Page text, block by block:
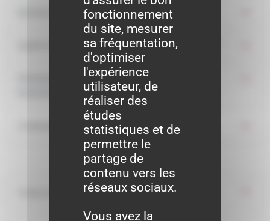
Qu'est-ce qu'une cause réelle et sérieuse ?
Quels sont les motifs de licenciement interdits ?
Demande de précisions sur le motif du
Contestation du motif
Textes de référence
fonctionnement
du site, mesurer
sa fréquentation,
d'optimiser
l'expérience
utilisateur, de
réaliser des
études
statistiques et de
permettre le
partage de
contenu vers les
réseaux sociaux.
Vous avez la